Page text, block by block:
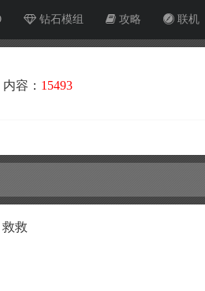
钻石模组 攻略 联机
内容： 15493
救